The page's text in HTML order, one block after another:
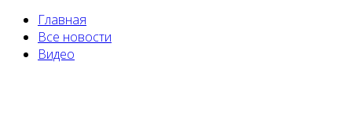
Главная
Все новости
Видео